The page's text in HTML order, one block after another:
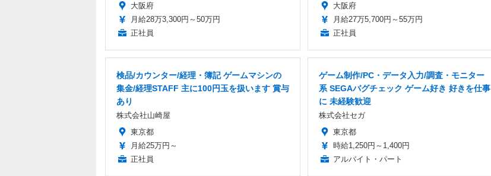
大阪府
月給28万3,300円～50万円
正社員
大阪府
月給27万5,700円～55万円
正社員
検品/カウンター/経理・簿記 ゲームマシンの
集金/経理STAFF 主に100円玉を扱います 賞与
あり
株式会社山崎屋
東京都
月給25万円～
正社員
ゲーム制作/PC・データ入力/調査・モニター
系 SEGAバグチェック ゲーム好き 好きを仕事
に 未経験歓迎
株式会社セガ
東京都
時給1,250円～1,400円
アルバイト・パート